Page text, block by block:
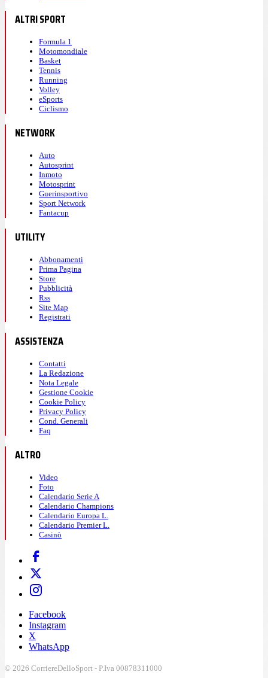
ALTRI SPORT
Formula 1
Motomondiale
Basket
Tennis
Running
Volley
eSports
Ciclismo
NETWORK
Auto
Autosprint
Inmoto
Motosprint
Guerinsportivo
Sport Network
Fantacup
UTILITY
Abbonamenti
Prima Pagina
Store
Pubblicità
Rss
Site Map
Registrati
ASSISTENZA
Contatti
La Redazione
Nota Legale
Gestione Cookie
Cookie Policy
Privacy Policy
Cond. Generali
Faq
ALTRO
Video
Foto
Calendario Serie A
Calendario Champions
Calendario Europa L.
Calendario Premier L.
Casinò
Facebook
Instagram
X
WhatsApp
© 2026 CorriereDelloSport - P.Iva 00878311000